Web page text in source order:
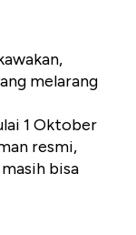
melarang
1 Oktober
resmi,
bisa